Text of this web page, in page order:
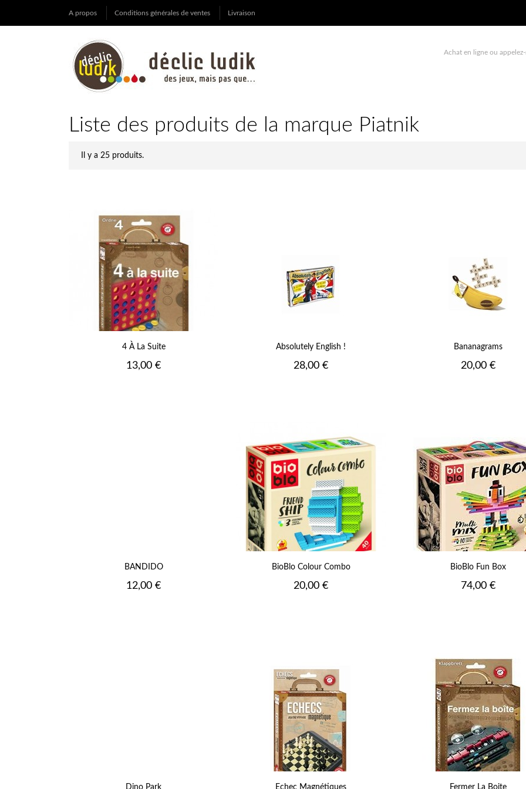
A propos Conditions générales de ventes Livraison
Achat en ligne ou
Liste des produits de la marque Piatnik
Il y a 25 produits.
4 À La Suite
Prix
13,00 €
Absolutely English !
Prix
28,00 €
Bananagrams
Prix
20,00 €
BANDIDO
Prix
12,00 €
BioBlo Colour Combo
Prix
20,00 €
BioBlo Fun Box
Prix
74,00 €
Dino Park Echec Magnétiques Fermer La Boite